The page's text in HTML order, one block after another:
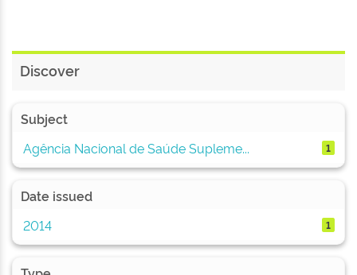
Discover
Subject
Agência Nacional de Saúde Supleme...
1
Date issued
2014
1